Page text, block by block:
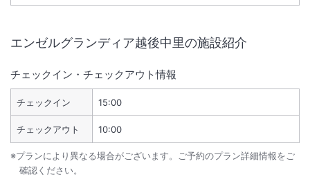
エンゼルグランディア越後中里の施設紹介
チェックイン・チェックアウト情報
チェックイン 15:00
チェックアウト 10:00
※プランにより異なる場合がございます。ご予約のプラン詳細情報をご
確認ください。